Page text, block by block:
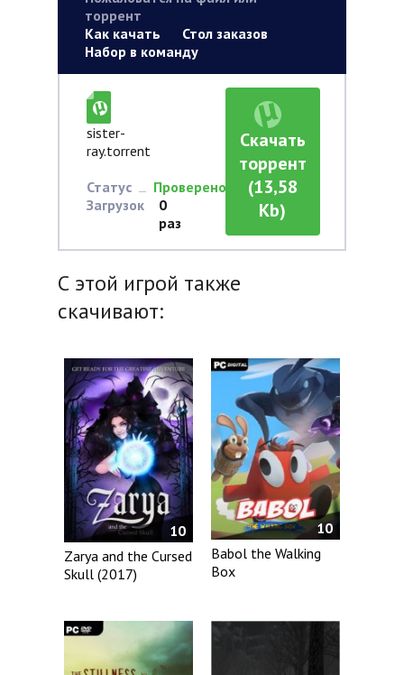
торрент
Как качать
Стол заказов
Набор в команду
sister-
ray.torrent
Статус
Проверено
Загрузок
0
раз
Скачать
торрент
(13,58
Kb)
С этой игрой также
скачивают:
10
Zarya and the Cursed
Skull (2017)
10
Babol the Walking
Box